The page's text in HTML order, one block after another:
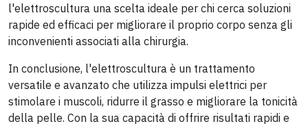
l'elettroscultura una scelta ideale per chi cerca soluzioni
rapide ed efficaci per migliorare il proprio corpo senza gli
inconvenienti associati alla chirurgia.
In conclusione, l'elettroscultura è un trattamento
versatile e avanzato che utilizza impulsi elettrici per
stimolare i muscoli, ridurre il grasso e migliorare la tonicità
della pelle. Con la sua capacità di offrire risultati rapidi e